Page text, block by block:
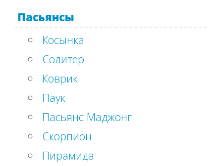
Пасьянсы
Косынка
Солитер
Коврик
Паук
Пасьянс Маджонг
Скорпион
Пирамида